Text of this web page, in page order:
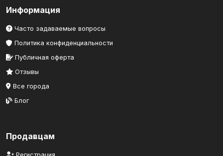
Информация
Часто задаваемые вопросы
Политика конфиденциальности
Публичная оферта
Отзывы
Все города
Блог
Продавцам